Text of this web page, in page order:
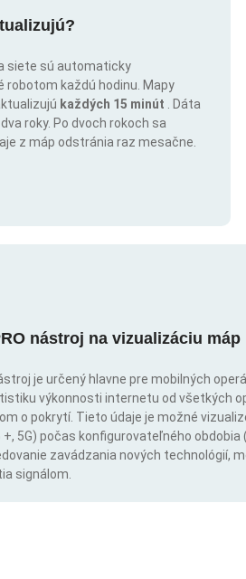
siete sú automaticky
robotom každú hodinu. Mapy
každých 15 minút
. Dáta
roky. Po dvoch rokoch sa
z máp odstránia raz mesačne.
nástroj na vizualizáciu
je určený hlavne pre mobilných
výkonnosti internetu od všetkých
o pokrytí. Tieto údaje je možné
+, 5G) počas konfigurovateľného
zavádzania nových technológií,
signálom.